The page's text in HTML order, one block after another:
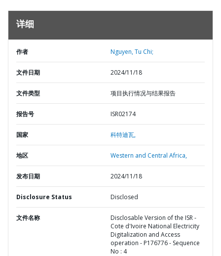
详细
作者 Nguyen, Tu Chi;
文件日期 2024/11/18
文件类型 项目执行情况与结果报告
报告号 ISR02174
国家 科特迪瓦,
地区 Western and Central Africa,
发布日期 2024/11/18
Disclosure Status Disclosed
文件名称
Disclosable Version of the ISR -
Cote d'Ivoire National Electricity
Digitalization and Access
operation - P176776 - Sequence
No : 4